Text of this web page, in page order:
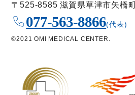
〒525-8585 滋賀県草津市矢橋
077-563-8866(代表)
©2021 OMI MEDICAL CENTER.